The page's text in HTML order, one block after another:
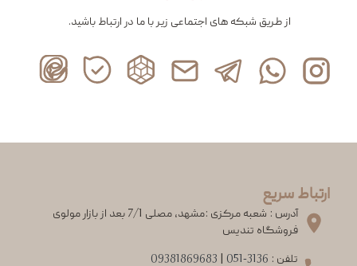
از طریق شبکه های اجتماعی زیر با ما در ارتباط باشید.
ارتباط سریع
آدرس : شعبه مرکزی :مشهد، مصلی 7/1 بعد از بازار مولوی
فروشگاه تندیس
تلفن : 051-3136
09381869683